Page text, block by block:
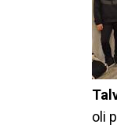
oli